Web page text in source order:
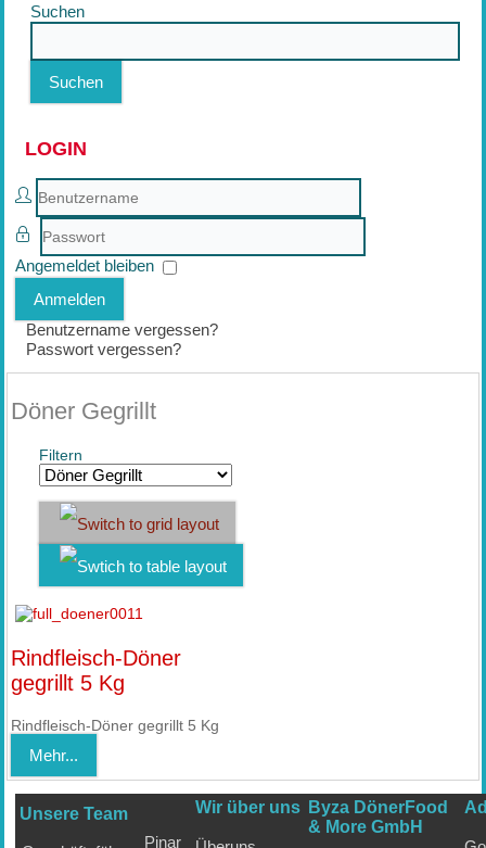
Suchen
Suchen
LOGIN
Benutzername
Passwort
Angemeldet bleiben
Anmelden
Benutzername vergessen?
Passwort vergessen?
Döner Gegrillt
Filtern
Rindfleisch-Döner
gegrillt 5 Kg
Rindfleisch-Döner gegrillt 5 Kg
Mehr...
Unsere Team
Pinar
Wir über uns Byza DönerFood
& More GmbH